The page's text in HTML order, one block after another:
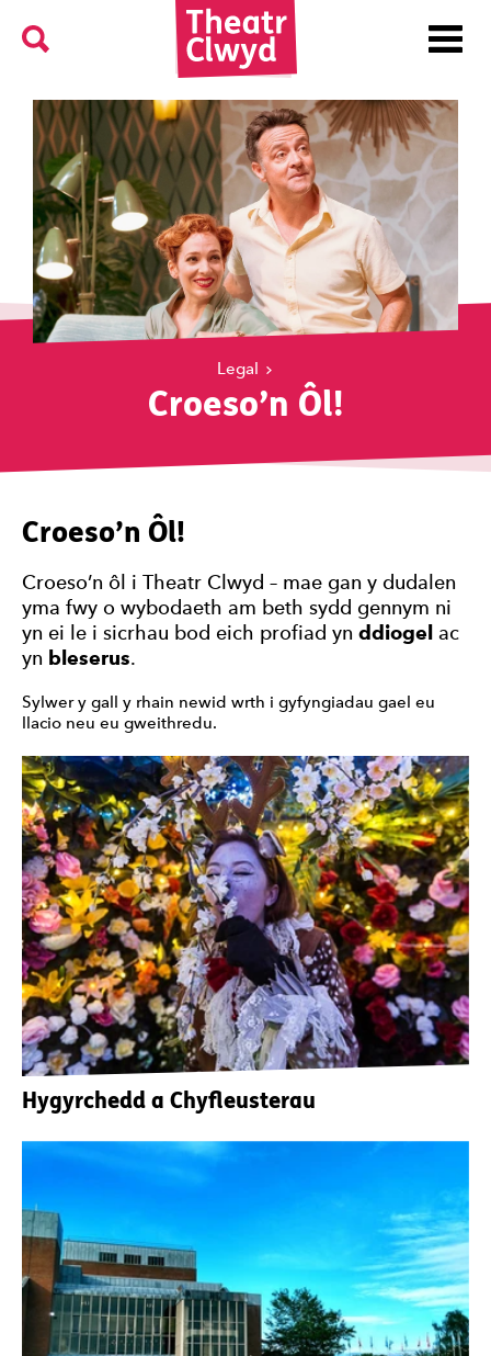
Theatr Clwyd
Search Menu
Croeso’n Ôl!
Legal
Croeso’n Ôl!
Croeso’n ôl i Theatr Clwyd – mae gan y dudalen
yma fwy o wybodaeth am beth sydd gennym ni
yn ei le i sicrhau bod eich profiad yn ddiogel ac
yn bleserus.
Sylwer y gall y rhain newid wrth i gyfyngiadau gael eu
llacio neu eu gweithredu.
Hygyrchedd a Chyfleusterau